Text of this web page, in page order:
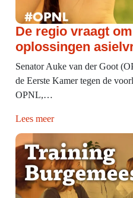
De regio vraagt
oplossingen
Senator Auke van der Goot
de Eerste Kamer tegen de
OPNL,…
Lees meer